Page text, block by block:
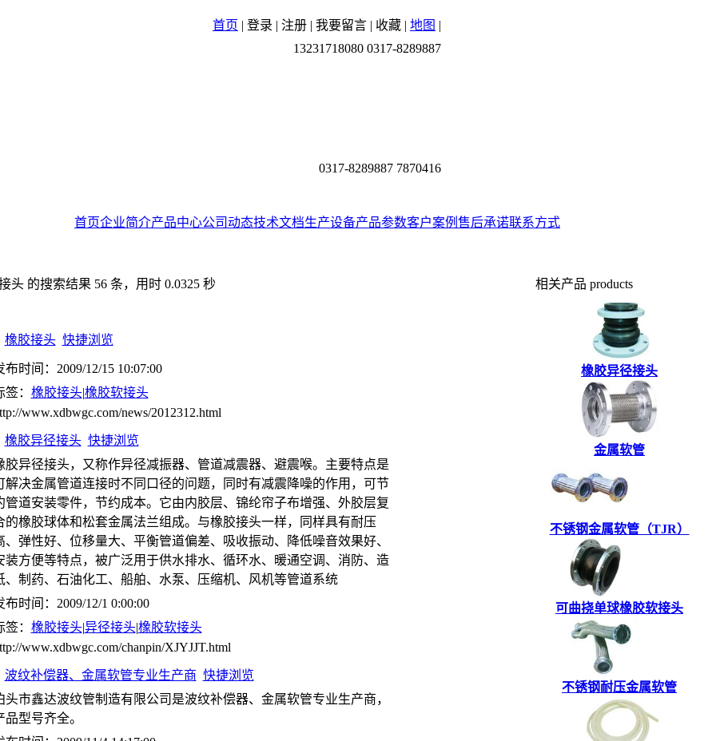
首页 | 登录 | 注册 | 我要留言 | 收藏 | 地图 |
13231718080 0317-8289887
0317-8289887 7870416
首页企业简介产品中心公司动态技术文档生产设备产品参数客户案例 售后承诺联系方式
头 的搜索结果 56 条，用时 0.0325 秒
橡胶接头 快捷浏览
布时间：2009/12/15 10:07:00
签： 橡胶接头|橡胶软接头
www.xdbwgc.com/news/2012312.html
橡胶异径接头 快捷浏览
胶异径接头，又称作异径减振器、管道减震器、避震喉。主要特点是
解决金属管道连接时不同口径的问题，同时有减震降噪的作用，可节
管道安装零件，节约成本。它由内胶层、锦纶帘子布增强、外胶层复
的橡胶球体和松套金属法兰组成。与橡胶接头一样，同样具有耐压
、弹性好、位移量大、平衡管道偏差、吸收振动、降低噪音效果好、
装方便等特点，被广泛用于供水排水、循环水、暖通空调、消防、造
、制药、石油化工、船舶、水泵、压缩机、风机等管道系统
布时间：2009/12/1 0:00:00
签： 橡胶接头|异径接头|橡胶软接头
www.xdbwgc.com/chanpin/XJYJJT.html
波纹补偿器、金属软管专业生产商 快捷浏览
头市鑫达波纹管制造有限公司是波纹补偿器、金属软管专业生产商，
品型号齐全。
相关产品 products
橡胶异径接头
金属软管
不锈钢金属软管（TJR）
可曲挠单球橡胶软接头
不锈钢耐压金属软管